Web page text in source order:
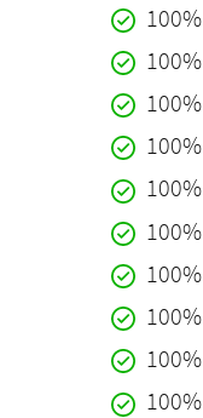
100%
100%
100%
100%
100%
100%
100%
100%
100%
100%